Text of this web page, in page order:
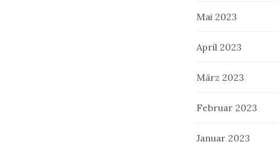
Mai 2023
April 2023
März 2023
Februar 2023
Januar 2023